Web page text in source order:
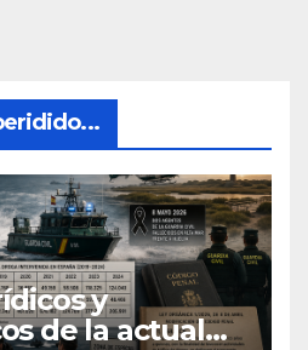
y
de la actual